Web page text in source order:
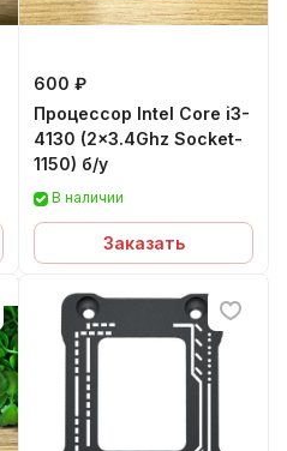
600 ₽
Процессор Intel Core i3-
4130 (2x3.4Ghz Socket-
1150) б/у
В наличии
Заказать